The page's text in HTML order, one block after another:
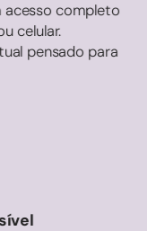
acesso completo
celular.
pensado para